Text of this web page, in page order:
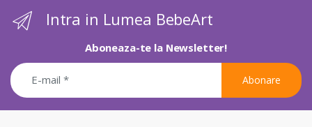
Intra in Lumea BebeArt
Aboneaza-te la Newsletter!
Abonare